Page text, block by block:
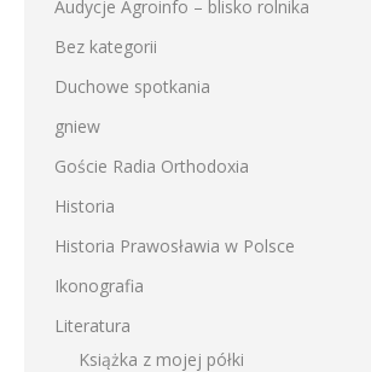
Audycje Agroinfo – blisko rolnika
Bez kategorii
Duchowe spotkania
gniew
Goście Radia Orthodoxia
Historia
Historia Prawosławia w Polsce
Ikonografia
Literatura
Książka z mojej półki